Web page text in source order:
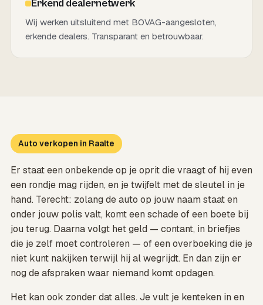
Erkend dealernetwerk
Wij werken uitsluitend met BOVAG-aangesloten,
erkende dealers. Transparant en betrouwbaar.
Auto verkopen in Raalte
Er staat een onbekende op je oprit die vraagt of hij even
een rondje mag rijden, en je twijfelt met de sleutel in je
hand. Terecht: zolang de auto op jouw naam staat en
onder jouw polis valt, komt een schade of een boete bij
jou terug. Daarna volgt het geld — contant, in briefjes
die je zelf moet controleren — of een overboeking die je
niet kunt nakijken terwijl hij al wegrijdt. En dan zijn er
nog de afspraken waar niemand komt opdagen.
Het kan ook zonder dat alles. Je vult je kenteken in en